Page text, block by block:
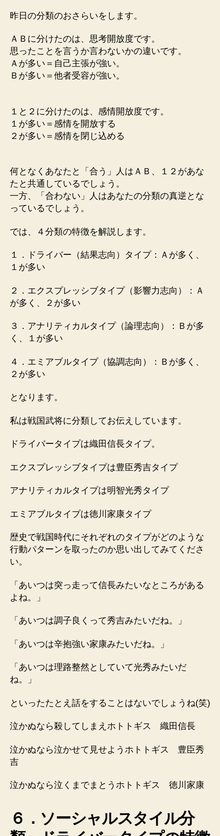
昨日の分類のおさらいをします。
ＡＢに分けたのは、思考開放度です。
思ったことを言うか言わないかの違いです。
Ａが多い＝自己主張が強い。
Ｂが多い＝他者受容が強い。
１と２に分けたのは、感情開放度です。
１が多い＝感情を開放する
２が多い＝感情を閉じ込める
何となくあなたと「合う」人はＡＢ、１２があな
たと共通しているでしょう。
一方、「合わない」人はあなたの分類の真逆とな
っているでしょう。
では、４分類の特徴を解説します。
１．ドライバー（結果志向）タイプ：Ａが多く、
１が多い
２．エクスプレッシブタイプ（影響力志向）：Ａ
が多く、２が多い
３．アナリティカルタイプ（論理志向）：Ｂが多
く、１が多い
４．エミアブルタイプ（協調志向）：Ｂが多く、
２が多い
となります。
私は戦国武将に分類してお伝えしています。
ドライバータイプは織田信長タイプ。
エクスプレッシブタイプは豊臣秀吉タイプ
アナリティカルタイプは明智光秀タイプ
エミアブルタイプは徳川家康タイプ
歴史で戦国時代にそれぞれのタイプがどのような
行動パターンを取ったのか思い出してみてくださ
い。
「あいつは突っ走って信長みたいなところがある
よね。」
「あいつは調子良くって秀吉みたいだね。」
「あいつは辛抱強い家康みたいだね。」
「あいつは理路整然としていて光秀みたいだ
ね。」
といったたとえ話をすることはないでしょうね(笑)
泣かぬなら殺してしまえホトトギス 織田信長
泣かぬなら泣かせて見せようホトトギス 豊臣秀
吉
泣かぬなら泣くまでまとうホトトギス 徳川家康
６．ソーシャルスタイル分